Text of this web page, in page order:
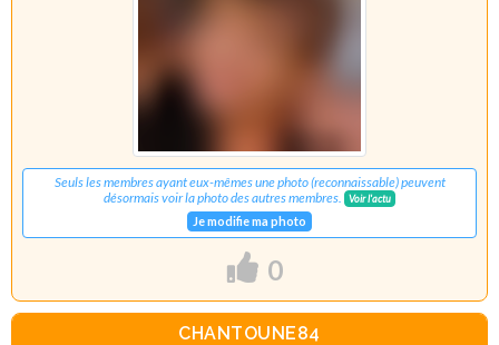
Seuls les membres ayant eux-mêmes une photo (reconnaissable) peuvent
désormais voir la photo des autres membres.
Voir l'actu
Je modifie ma photo
0
CHANTOUNE84